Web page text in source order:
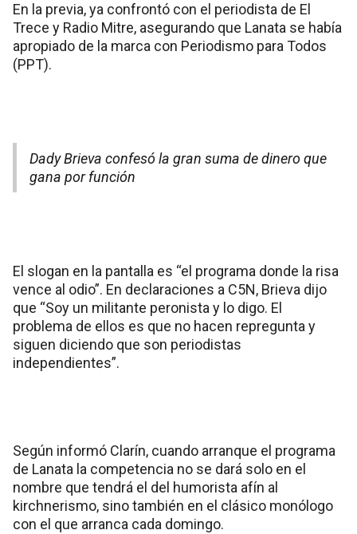
En la previa, ya confrontó con el periodista de El
Trece y Radio Mitre, asegurando que Lanata se había
apropiado de la marca con Periodismo para Todos
(PPT).
Dady Brieva confesó la gran suma de dinero que
gana por función
El slogan en la pantalla es “el programa donde la risa
vence al odio”. En declaraciones a C5N, Brieva dijo
que “Soy un militante peronista y lo digo. El
problema de ellos es que no hacen repregunta y
siguen diciendo que son periodistas
independientes”.
Según informó Clarín, cuando arranque el programa
de Lanata la competencia no se dará solo en el
nombre que tendrá el del humorista afín al
kirchnerismo, sino también en el clásico monólogo
con el que arranca cada domingo.